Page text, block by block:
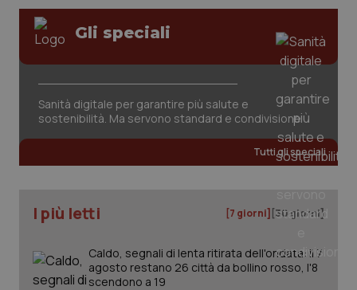
Gli speciali
Sanità digitale per garantire più salute e
sostenibilità. Ma servono standard e condivisione
Tutti gli speciali
I più letti [7 giorni] [30 giorni]
Caldo, segnali di lenta ritirata dell'ondata: il 7
agosto restano 26 città da bollino rosso, l'8
scendono a 19
tracking-enable
tracking-sites-ironfish-
www.quotidianosanita.it
_ga
Google LLC
.quotidianosanita.it